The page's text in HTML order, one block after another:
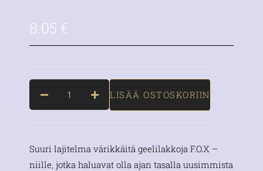
8.05 €
LISÄÄ OSTOSKORIIN
Suuri lajitelma värikkäitä geelilakkoja F.O.X –
niille, jotka haluavat olla ajan tasalla uusimmista